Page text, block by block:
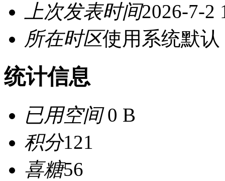
上次发表时间2026-7-2
所在时区使用系统默认
统计信息
已用空间0 B
积分121
喜糖56